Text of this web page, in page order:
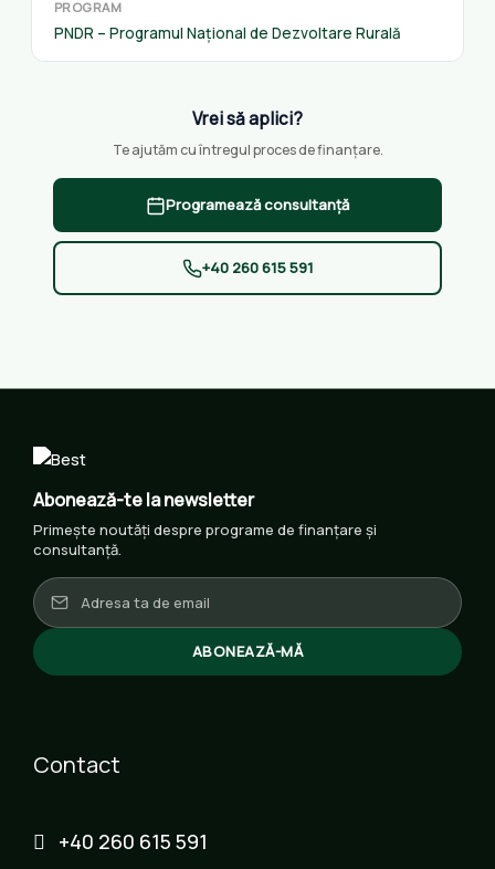
PROGRAM
PNDR – Programul Național de Dezvoltare Rurală
Vrei să aplici?
Te ajutăm cu întregul proces de finanțare.
Programează consultanță
+40 260 615 591
Abonează-te la newsletter
Primește noutăți despre programe de finanțare și
consultanță.
ABONEAZĂ-MĂ
Contact
+40 260 615 591